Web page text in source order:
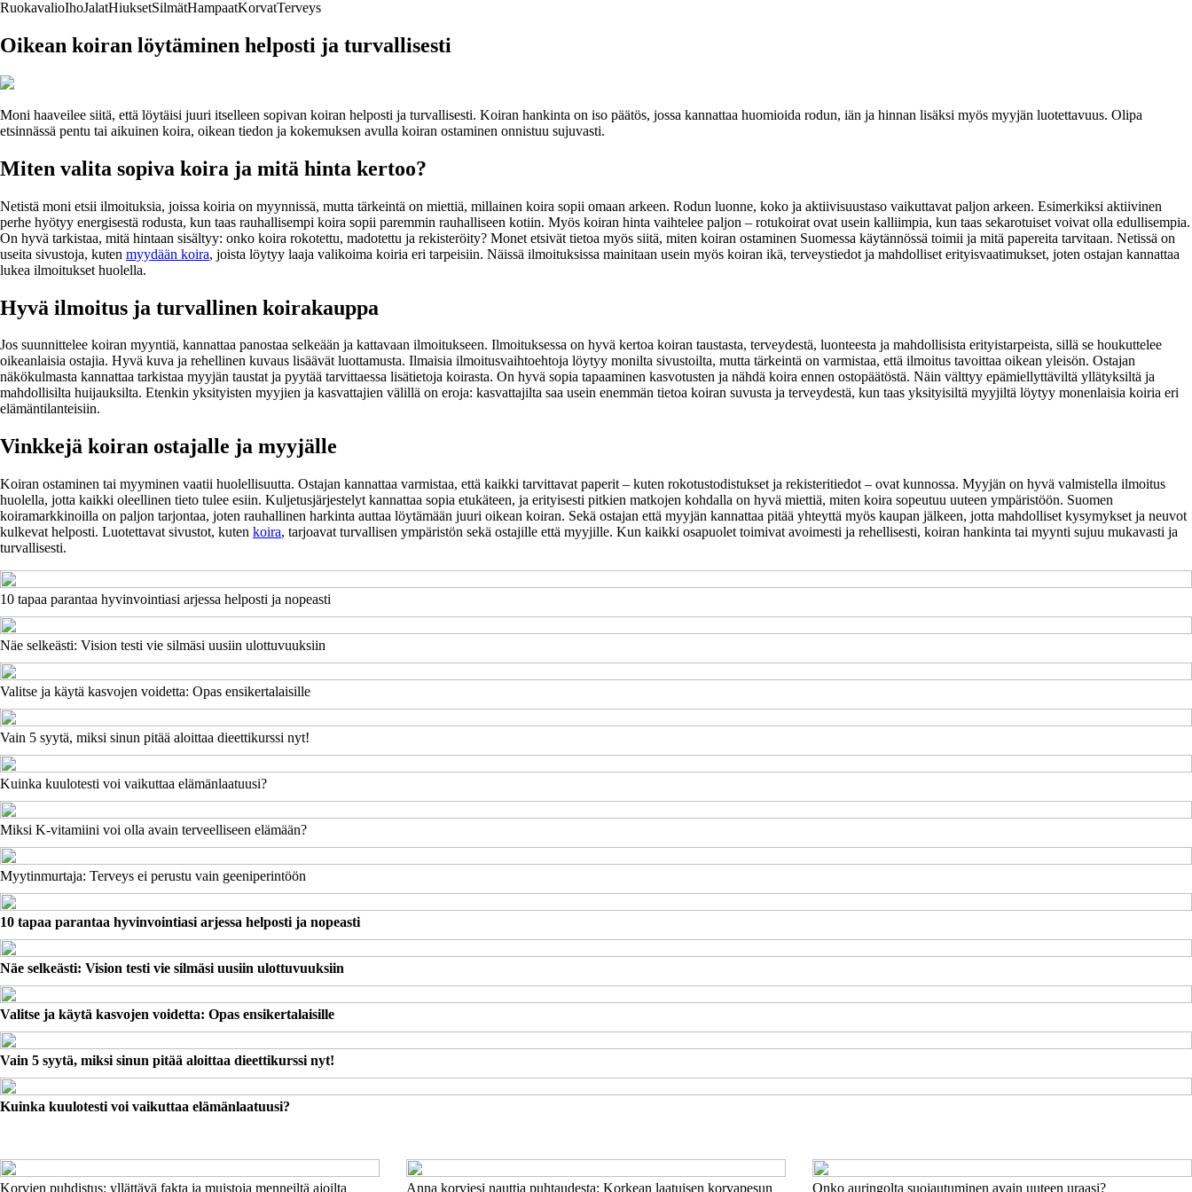
RuokavalioIhoJalatHiuksetSilmätHampaatKorvatTerveys
Oikean koiran löytäminen helposti ja turvallisesti
Moni haaveilee siitä, että löytäisi juuri itselleen sopivan koiran helposti ja turvallisesti. Koiran hankinta on iso päätös, jossa kannattaa huomioida rodun, iän ja hinnan lisäksi myös myyjän luotettavuus. Olipa
etsinnässä pentu tai aikuinen koira, oikean tiedon ja kokemuksen avulla koiran ostaminen onnistuu sujuvasti.
Miten valita sopiva koira ja mitä hinta kertoo?
Netistä moni etsii ilmoituksia, joissa koiria on myynnissä, mutta tärkeintä on miettiä, millainen koira sopii omaan arkeen. Rodun luonne, koko ja aktiivisuustaso vaikuttavat paljon arkeen. Esimerkiksi aktiivinen
perhe hyötyy energisestä rodusta, kun taas rauhallisempi koira sopii paremmin rauhalliseen kotiin. Myös koiran hinta vaihtelee paljon – rotukoirat ovat usein kalliimpia, kun taas sekarotuiset voivat olla edullisempia.
On hyvä tarkistaa, mitä hintaan sisältyy: onko koira rokotettu, madotettu ja rekisteröity? Monet etsivät tietoa myös siitä, miten koiran ostaminen Suomessa käytännössä toimii ja mitä papereita tarvitaan. Netissä on
useita sivustoja, kuten myydään koira, joista löytyy laaja valikoima koiria eri tarpeisiin. Näissä ilmoituksissa mainitaan usein myös koiran ikä, terveystiedot ja mahdolliset erityisvaatimukset, joten ostajan kannattaa
lukea ilmoitukset huolella.
Hyvä ilmoitus ja turvallinen koirakauppa
Jos suunnittelee koiran myyntiä, kannattaa panostaa selkeään ja kattavaan ilmoitukseen. Ilmoituksessa on hyvä kertoa koiran taustasta, terveydestä, luonteesta ja mahdollisista erityistarpeista, sillä se houkuttelee
oikeanlaisia ostajia. Hyvä kuva ja rehellinen kuvaus lisäävät luottamusta. Ilmaisia ilmoitusvaihtoehtoja löytyy monilta sivustoilta, mutta tärkeintä on varmistaa, että ilmoitus tavoittaa oikean yleisön. Ostajan
näkökulmasta kannattaa tarkistaa myyjän taustat ja pyytää tarvittaessa lisätietoja koirasta. On hyvä sopia tapaaminen kasvotusten ja nähdä koira ennen ostopäätöstä. Näin välttyy epämiellyttäviltä yllätyksiltä ja
mahdollisilta huijauksilta. Etenkin yksityisten myyjien ja kasvattajien välillä on eroja: kasvattajilta saa usein enemmän tietoa koiran suvusta ja terveydestä, kun taas yksityisiltä myyjiltä löytyy monenlaisia koiria eri
elämäntilanteisiin.
Vinkkejä koiran ostajalle ja myyjälle
Koiran ostaminen tai myyminen vaatii huolellisuutta. Ostajan kannattaa varmistaa, että kaikki tarvittavat paperit – kuten rokotustodistukset ja rekisteritiedot – ovat kunnossa. Myyjän on hyvä valmistella ilmoitus
huolella, jotta kaikki oleellinen tieto tulee esiin. Kuljetusjärjestelyt kannattaa sopia etukäteen, ja erityisesti pitkien matkojen kohdalla on hyvä miettiä, miten koira sopeutuu uuteen ympäristöön. Suomen
koiramarkkinoilla on paljon tarjontaa, joten rauhallinen harkinta auttaa löytämään juuri oikean koiran. Sekä ostajan että myyjän kannattaa pitää yhteyttä myös kaupan jälkeen, jotta mahdolliset kysymykset ja neuvot
kulkevat helposti. Luotettavat sivustot, kuten koira, tarjoavat turvallisen ympäristön sekä ostajille että myyjille. Kun kaikki osapuolet toimivat avoimesti ja rehellisesti, koiran hankinta tai myynti sujuu mukavasti ja
turvallisesti.
10 tapaa parantaa hyvinvointiasi arjessa helposti ja nopeasti
Näe selkeästi: Vision testi vie silmäsi uusiin ulottuvuuksiin
Valitse ja käytä kasvojen voidetta: Opas ensikertalaisille
Vain 5 syytä, miksi sinun pitää aloittaa dieettikurssi nyt!
Kuinka kuulotesti voi vaikuttaa elämänlaatuusi?
Miksi K-vitamiini voi olla avain terveelliseen elämään?
Myytinmurtaja: Terveys ei perustu vain geeniperintöön
10 tapaa parantaa hyvinvointiasi arjessa helposti ja nopeasti
Näe selkeästi: Vision testi vie silmäsi uusiin ulottuvuuksiin
Valitse ja käytä kasvojen voidetta: Opas ensikertalaisille
Vain 5 syytä, miksi sinun pitää aloittaa dieettikurssi nyt!
Kuinka kuulotesti voi vaikuttaa elämänlaatuusi?
Korvien puhdistus: yllättävä fakta ja muistoja menneiltä ajoilta Anna korviesi nauttia puhtaudesta: Korkean laatuisen korvapesun Onko auringolta suojautuminen avain uuteen uraasi?